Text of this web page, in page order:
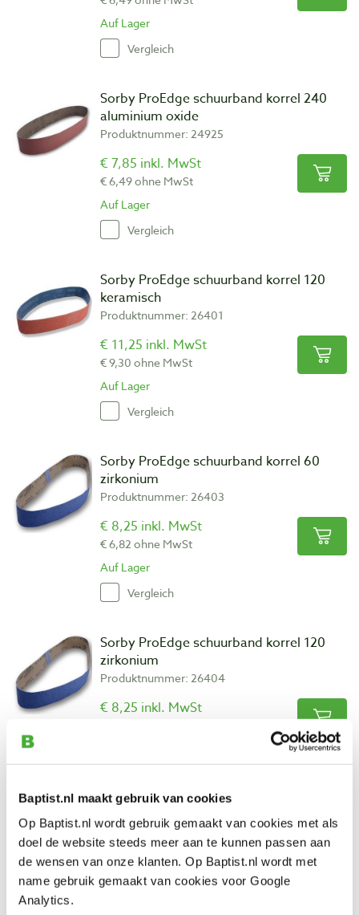
Baptist.nl maakt gebruik van cookies
Op Baptist.nl wordt gebruik gemaakt van cookies met als
doel de website steeds meer aan te kunnen passen aan
de wensen van onze klanten. Op Baptist.nl wordt met
name gebruik gemaakt van cookies voor Google
Analytics.
Auf Lager
Vergleich
Sorby ProEdge schuurband korrel 240
aluminium oxide
Produktnummer: 24925
€ 7,85 inkl. MwSt
€ 6,49 ohne MwSt
Auf Lager
Vergleich
Sorby ProEdge schuurband korrel 120
keramisch
Produktnummer: 26401
€ 11,25 inkl. MwSt
€ 9,30 ohne MwSt
Auf Lager
Vergleich
Sorby ProEdge schuurband korrel 60
zirkonium
Produktnummer: 26403
€ 8,25 inkl. MwSt
€ 6,82 ohne MwSt
Auf Lager
Vergleich
Sorby ProEdge schuurband korrel 120
zirkonium
Produktnummer: 26404
€ 8,25 inkl. MwSt
Sorby ProEdge slijphulpstuk voor schuine
beitels
Produktnummer: 24913
€ 31,40 inkl. MwSt